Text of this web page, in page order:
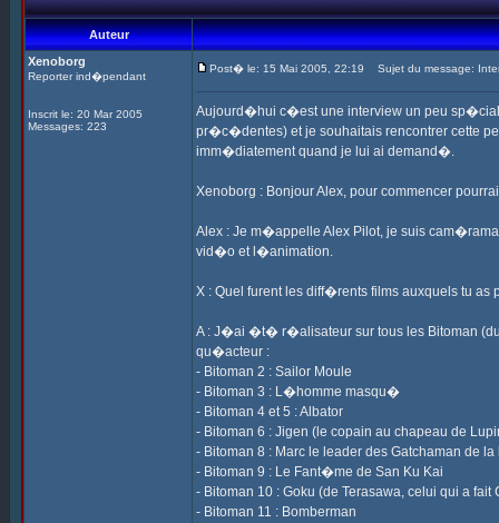
Auteur
Xenoborg
Reporter ind�pendant
Inscrit le: 20 Mar 2005
Messages: 223
Post� le: 15 Mai 2005, 22:19 Sujet du message:
Aujourd�hui c�est une interview un peu
pr�c�dentes) et je souhaitais rencontrer cette
imm�diatement quand je lui ai demand�.
Xenoborg : Bonjour Alex, pour commencer
Alex : Je m�appelle Alex Pilot, je suis
vid�o et l�animation.
X : Quel furent les diff�rents films auxquels tu
A : J�ai �t� r�alisateur sur tous les Bitoman
qu�acteur :
- Bitoman 2 : Sailor Moule
- Bitoman 3 : L�homme masqu�
- Bitoman 4 et 5 : Albator
- Bitoman 6 : Jigen (le copain au chapeau de
- Bitoman 8 : Marc le leader des Gatchaman de
- Bitoman 9 : Le Fant�me de San Ku Kai
- Bitoman 10 : Goku (de Terasawa, celui qui a fait
- Bitoman 11 : Bomberman